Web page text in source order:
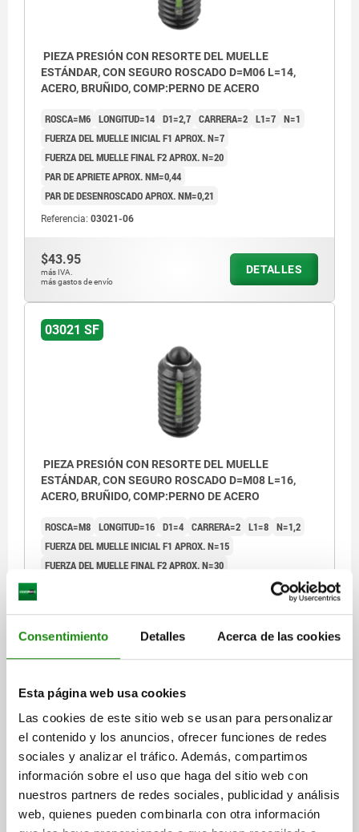
Consentimiento Detalles Acerca de las cookies
Esta página web usa cookies
Las cookies de este sitio web se usan para personalizar
el contenido y los anuncios, ofrecer funciones de redes
sociales y analizar el tráfico. Además, compartimos
información sobre el uso que haga del sitio web con
nuestros partners de redes sociales, publicidad y análisis
web, quienes pueden combinarla con otra información
PIEZA PRESIÓN CON RESORTE DEL MUELLE
ESTÁNDAR, CON SEGURO ROSCADO D=M06 L=14,
ACERO, BRUÑIDO, COMP:PERNO DE ACERO
ROSCA=M6 LONGITUD=14 D1=2,7 CARRERA=2 L1=7 N=1
FUERZA DEL MUELLE INICIAL F1 APROX. N=7
FUERZA DEL MUELLE FINAL F2 APROX. N=20
PAR DE APRIETE APROX. NM=0,44
PAR DE DESENROSCADO APROX. NM=0,21
Referencia: 03021-06
$43.95
más IVA.
más gastos de envío
DETALLES
03021 SF
PIEZA PRESIÓN CON RESORTE DEL MUELLE
ESTÁNDAR, CON SEGURO ROSCADO D=M08 L=16,
ACERO, BRUÑIDO, COMP:PERNO DE ACERO
ROSCA=M8 LONGITUD=16 D1=4 CARRERA=2 L1=8 N=1,2
FUERZA DEL MUELLE INICIAL F1 APROX. N=15
FUERZA DEL MUELLE FINAL F2 APROX. N=30
más gastos de envío
03021 SF